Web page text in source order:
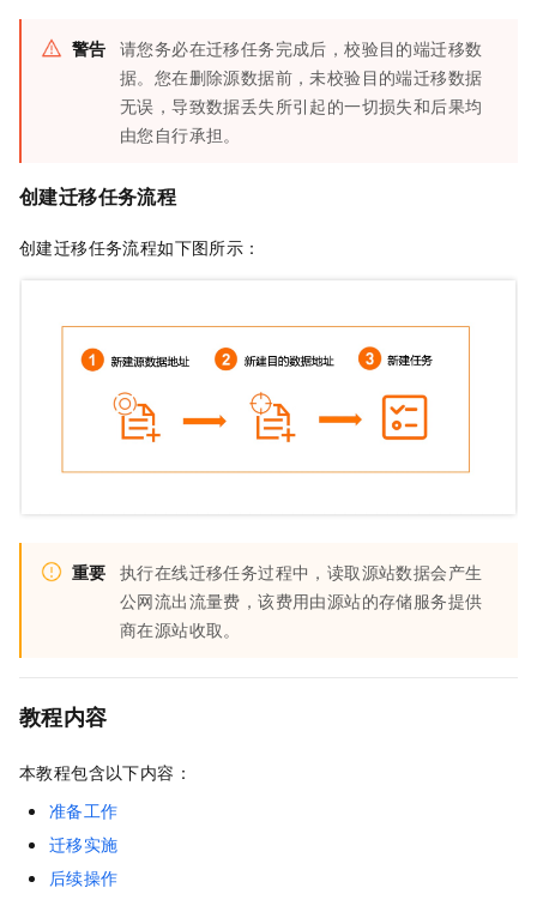
警告 请您务必在迁移任务完成后，校验目的端迁移数
据。您在删除源数据前，未校验目的端迁移数据
无误，导致数据丢失所引起的一切损失和后果均
由您自行承担。
创建迁移任务流程
创建迁移任务流程如下图所示：
重要 执行在线迁移任务过程中，读取源站数据会产生
公网流出流量费，该费用由源站的存储服务提供
商在源站收取。
教程内容
本教程包含以下内容：
准备工作
迁移实施
后续操作